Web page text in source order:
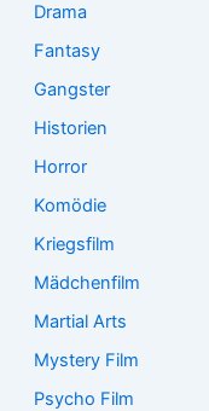
Drama
Fantasy
Gangster
Historien
Horror
Komödie
Kriegsfilm
Mädchenfilm
Martial Arts
Mystery Film
Psycho Film